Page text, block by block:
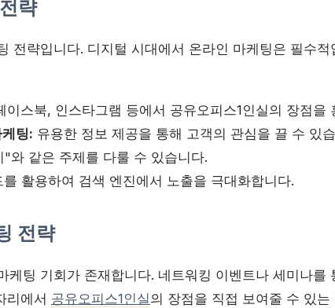
략
전략입니다. 디지털 시대에서 온라인 마케팅은 필수
이스북, 인스타그램 등에서 공유오피스1인실의 장점을
팅: 유용한 정보 제공을 통해 고객의 관심을 끌 수 있
"와 같은 주제를 다룰 수 있습니다.
를 활용하여 검색 엔진에서 노출을 극대화합니다.
전략
케팅 기회가 존재합니다. 네트워킹 이벤트나 세미나를
리에서 공유오피스1인실의 장점을 직접 보여줄 수 있